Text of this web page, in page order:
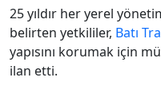
25 yıldır her yerel
belirten yetkililer, Batı
yapısını korumak için
ilan etti.